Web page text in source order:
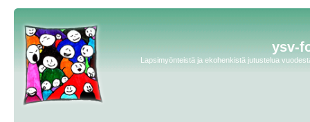
ysv-
Lapsimyönteistä ja ekohenkistä jutustelua